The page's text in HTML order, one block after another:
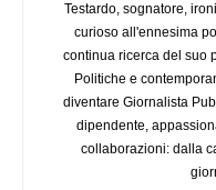
Testardo, sognatore,
curioso all'ennesima
continua ricerca del suo
Politiche e
diventare Giornalista
dipendente,
collaborazioni: dalla